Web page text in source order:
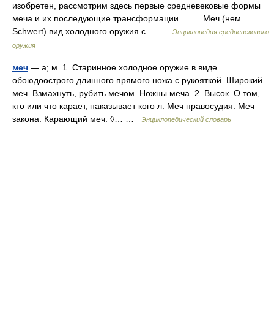
изобретен, рассмотрим здесь первые средневековые формы
меча и их последующие трансформации. Меч (нем.
Schwert) вид холодного оружия с… …
Энциклопедия средневекового
оружия
меч — а; м. 1. Старинное холодное оружие в виде
обоюдоострого длинного прямого ножа с рукояткой. Широкий
меч. Взмахнуть, рубить мечом. Ножны меча. 2. Высок. О том,
кто или что карает, наказывает кого л. Меч правосудия. Меч
закона. Карающий меч. ◊… …
Энциклопедический словарь